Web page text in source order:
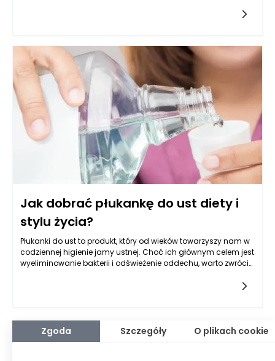
pokoi znajdują się telewizory z dostępem do różnych kanałów i
usług streamingowych, co zwiększa możliwość relaksu po
dniu pełnym wrażeń. Takie innowacje są istotne nie tylko dla
indywidualnych gości, ale również dla osób podróżujących
służbowo, które mogą potrzebować technologii ułatwiającej
pracę czy komunikację z klientami.
Jak dobrać płukankę do ust diety i
stylu życia?
Płukanki do ust to produkt, który od wieków towarzyszy nam w
codziennej higienie jamy ustnej. Choć ich głównym celem jest
wyeliminowanie bakterii i odświeżenie oddechu, warto zwrócić
zrozumieć, jakie są główne cele stosowania płukanek do ust
oraz jak ich właściwy wybór może znacząco poprawić naszą
codzienną rutynę higieniczną.
Zgoda Szczegóły O plikach cookie